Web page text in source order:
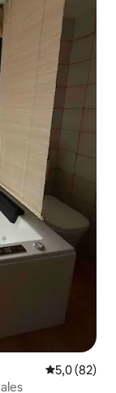
Calificación
5,0 (82)